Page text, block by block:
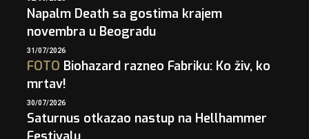
Napalm Death sa gostima krajem
novembra u Beogradu
31/07/2026
FOTO Biohazard razneo Fabriku: Ko živ, ko
mrtav!
30/07/2026
Saturnus otkazao nastup na Hellhammer